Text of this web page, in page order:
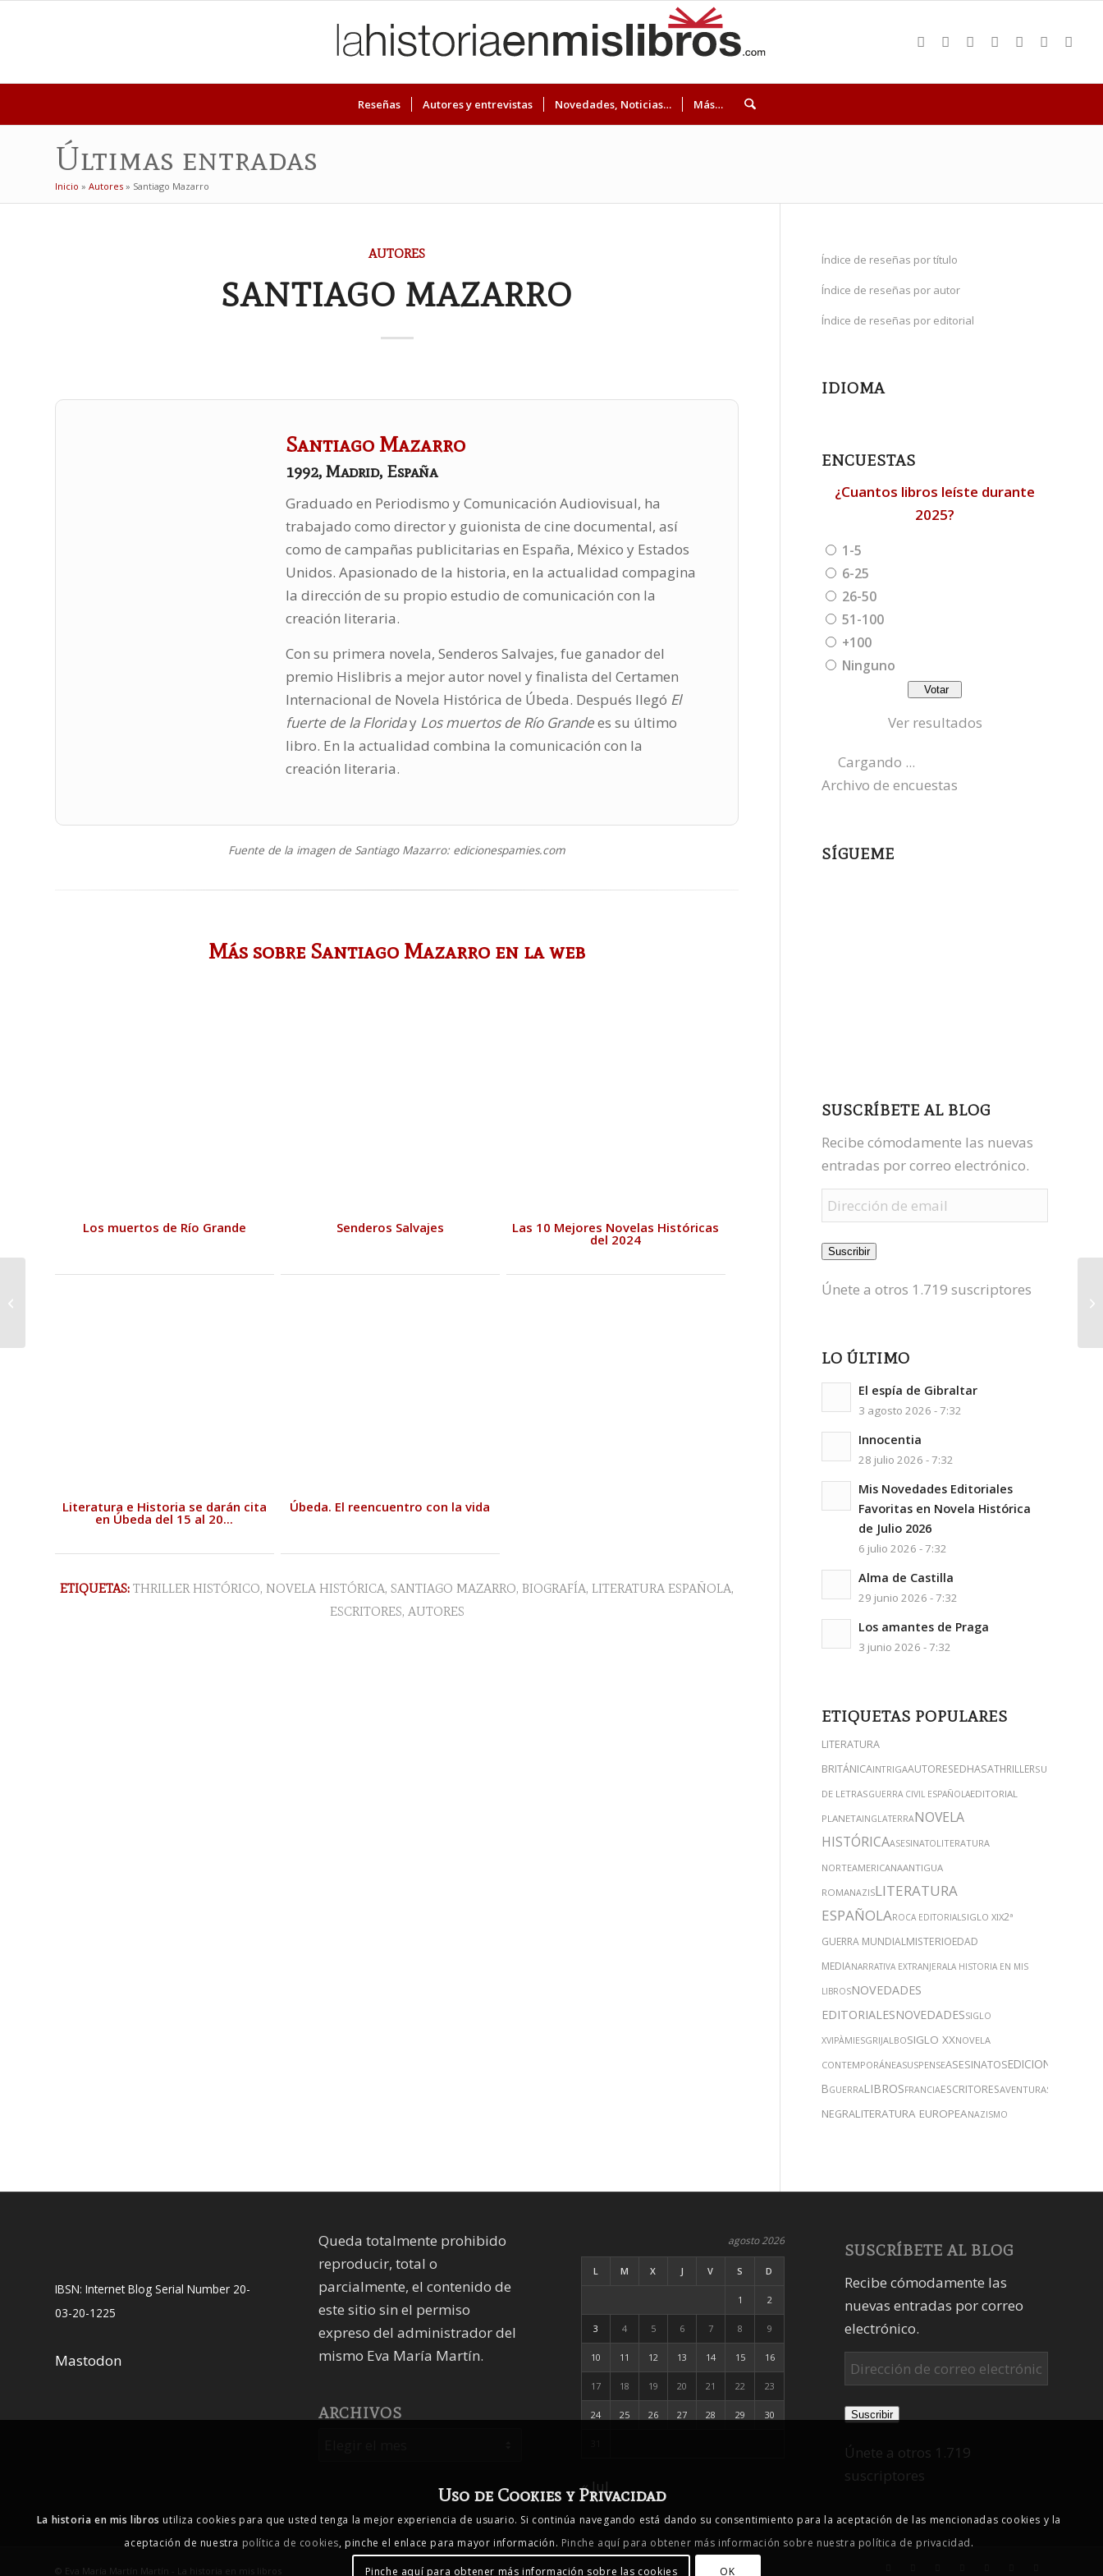
Reseñas Autores y entrevistas Novedades, Noticias… Más…
Últimas entradas
Inicio » Autores » Santiago Mazarro
AUTORES
SANTIAGO MAZARRO
Santiago Mazarro
1992, Madrid, España
Graduado en Periodismo y Comunicación Audiovisual, ha
trabajado como director y guionista de cine documental, así
como de campañas publicitarias en España, México y Estados
Unidos. Apasionado de la historia, en la actualidad compagina
la dirección de su propio estudio de comunicación con la
creación literaria.
Con su primera novela, Senderos Salvajes, fue ganador del
premio Hislibris a mejor autor novel y finalista del Certamen
Internacional de Novela Histórica de Úbeda. Después llegó El
fuerte de la Floriday Los muertos de Río Grandees su último
libro. En la actualidad combina la comunicación con la
creación literaria.
Fuente de la imagen de Santiago Mazarro: edicionespamies.com
Más sobre Santiago Mazarro en la web
Los muertos de Río Grande Senderos Salvajes Las 10 Mejores Novelas Históricas
del 2024
Literatura e Historia se darán cita
en Úbeda del 15 al 20...
Úbeda. El reencuentro con la vida
ETIQUETAS: THRILLER HISTÓRICO, NOVELA HISTÓRICA,SANTIAGO MAZARRO,BIOGRAFÍA, LITERATURA ESPAÑOLA,
ESCRITORES, AUTORES
Índice de reseñas por título
Índice de reseñas por autor
Índice de reseñas por editorial
IDIOMA
ENCUESTAS
¿Cuantos libros leíste durante
2025?
1-5
6-25
26-50
51-100
+100
Ninguno
Ver resultados
Cargando ...
Archivo de encuestas
SÍGUEME
SUSCRÍBETE AL BLOG
Recibe cómodamente las nuevas
entradas por correo electrónico.
Dirección
de
email
Suscribir
Únete a otros 1.719 suscriptores
LO ÚLTIMO
El espía de Gibraltar
3 agosto 2026 - 7:32
Innocentia
28 julio 2026 - 7:32
Mis Novedades Editoriales
Favoritas en Novela Histórica
de Julio 2026
6 julio 2026 - 7:32
Alma de Castilla
29 junio 2026 - 7:32
Los amantes de Praga
3 junio 2026 - 7:32
ETIQUETAS POPULARES
LITERATURA
BRITÁNICAINTRIGAAUTORESEDHASATHRILLERSUMA
DE LETRASGUERRA CIVIL ESPAÑOLAEDITORIAL
PLANETAINGLATERRANOVELA
HISTÓRICAASESINATOLITERATURA
NORTEAMERICANAANTIGUA
ROMANAZISLITERATURA
ESPAÑOLAROCA EDITORIALSIGLO XIX2ª
GUERRA MUNDIALMISTERIOEDAD
MEDIANARRATIVA EXTRANJERALA HISTORIA EN MIS
LIBROSNOVEDADES
EDITORIALESNOVEDADESSIGLO
XVIPÀMIESGRIJALBOSIGLO XXNOVELA
CONTEMPORÁNEASUSPENSEASESINATOSEDICIONES
BGUERRALIBROSFRANCIAESCRITORESAVENTURAS
NEGRALITERATURA EUROPEANAZISMO
IBSN: Internet Blog Serial Number 20-
03-20-1225
Mastodon
Queda totalmente prohibido
reproducir, total o
parcialmente, el contenido de
este sitio sin el permiso
expreso del administrador del
mismo Eva María Martín.
ARCHIVOS
agosto 2026
L M X J V S D
1 2
3 4 5 6 7 8 9
10 11 12 13 14 15 16
17 18 19 20 21 22 23
24 25 26 27 28 29 30
« Jul
SUSCRÍBETE AL BLOG
Recibe cómodamente las
nuevas entradas por correo
electrónico.
Dirección
de
correo
Suscribir
Únete a otros 1.719
suscriptores
© Eva María Martín Martín - La historia en mis libros
Uso de Cookies y Privacidad
La historia en mis libros utiliza cookies para que usted tenga la mejor experiencia de usuario. Si continúa navegando está dando su consentimiento para la aceptación de las mencionadas cookies y la
aceptación de nuestra política de cookies, pinche el enlace para mayor información. Pinche aquí para obtener más información sobre nuestra política de privacidad.
Pinche aquí para obtener más información sobre las cookies OK